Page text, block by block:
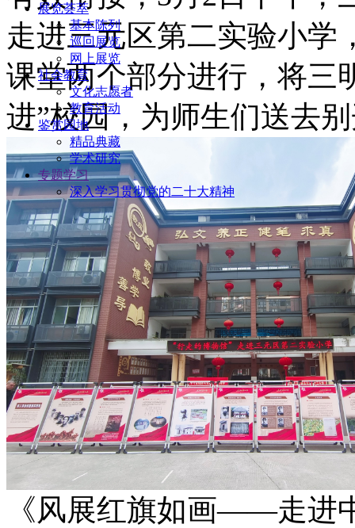
展览荟萃
基本陈列
巡回展览
网上展览
社会教育
文化志愿者
教育活动
鉴赏园地
精品典藏
学术研究
专题学习
深入学习贯彻党的二十大精神
走进三元区第二实验小学
课堂两个部分进行，将三
进”校园，为师生们送去
《风展红旗如画——走进